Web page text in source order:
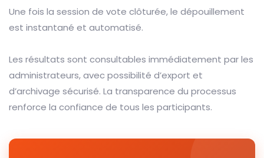
Une fois la session de vote clôturée, le dépouillement
est instantané et automatisé.
Les résultats sont consultables immédiatement par les
administrateurs, avec possibilité d’export et
d’archivage sécurisé. La transparence du processus
renforce la confiance de tous les participants.